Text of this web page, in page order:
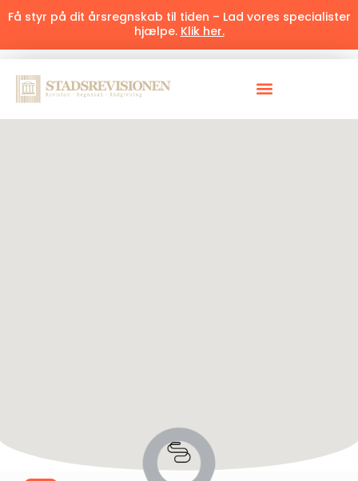
Få styr på dit årsregnskab til tiden – Lad vores specialister
hjælpe. Klik her.